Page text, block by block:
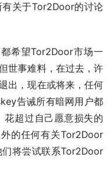
关于Tor2Door的讨论
希望Tor2Door市场一
世事难料，在过去，许
出，现在或将来，任何
告诫所有暗网用户都
花超过自己愿意损失的
的任何有关Tor2Door
将尝试联系Tor2Door